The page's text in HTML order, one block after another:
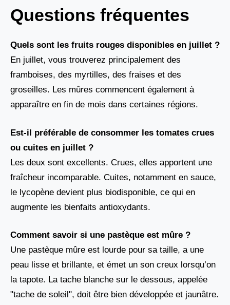
Questions fréquentes
Quels sont les fruits rouges disponibles en juillet ?
En juillet, vous trouverez principalement des
framboises, des myrtilles, des fraises et des
groseilles. Les mûres commencent également à
apparaître en fin de mois dans certaines régions.
Est-il préférable de consommer les tomates crues
ou cuites en juillet ?
Les deux sont excellents. Crues, elles apportent une
fraîcheur incomparable. Cuites, notamment en sauce,
le lycopène devient plus biodisponible, ce qui en
augmente les bienfaits antioxydants.
Comment savoir si une pastèque est mûre ?
Une pastèque mûre est lourde pour sa taille, a une
peau lisse et brillante, et émet un son creux lorsqu’on
la tapote. La tache blanche sur le dessous, appelée
"tache de soleil", doit être bien développée et jaunâtre.